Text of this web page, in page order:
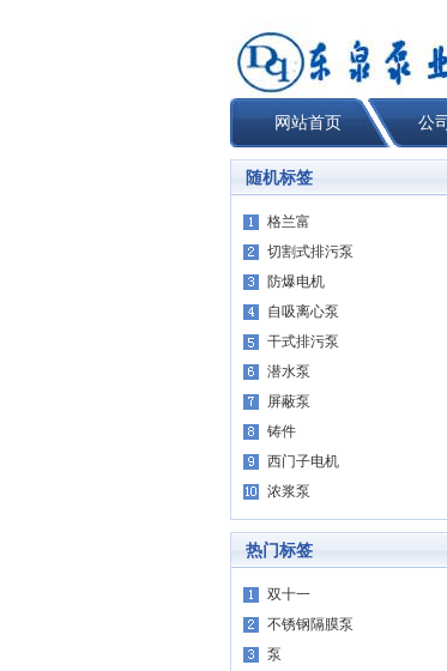
网站首页 公
随机标签
格兰富
切割式排污泵
防爆电机
自吸离心泵
干式排污泵
潜水泵
屏蔽泵
铸件
西门子电机
浓浆泵
热门标签
双十一
不锈钢隔膜泵
泵